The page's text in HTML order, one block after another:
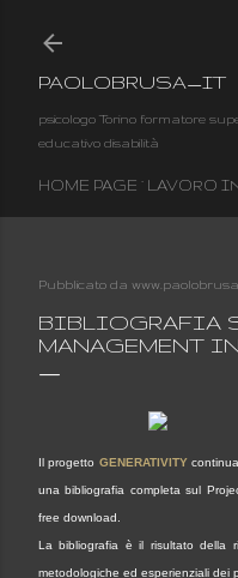
PAOLOBRUSA_IT
psicologo Torino formatore
educativo disabilità
HOME PAGE LAVORO
Pubblicato da
BIBLIOGRAFIA
MANAGEMENT
Il progetto GENERATIVITY
una bibliografia completa sul
free download.
La bibliografia è il risultato della
metodologiche ed esperienziali dei